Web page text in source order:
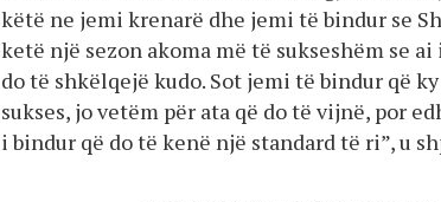
këtë ne jemi krenarë dhe jemi të bindur se
ketë një sezon akoma më të sukseshëm se
do të shkëlqejë kudo. Sot jemi të bindur që
sukses, jo vetëm për ata që do të vijnë, por
i bindur që do të kenë një standard të ri”, u